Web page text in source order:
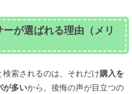
が選ばれる理由（メリ
検索されるのは、それだけ購入を
が多いから。後悔の声が目立つの